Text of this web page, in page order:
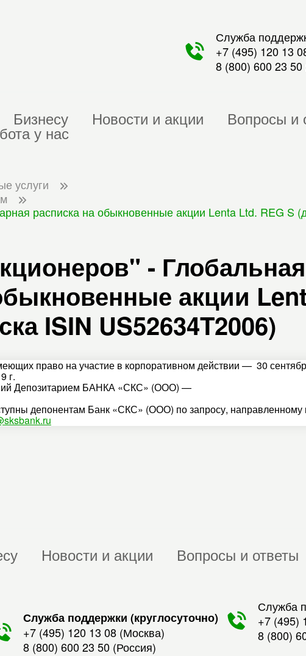
Служба
+7 (495) 120 13
8 (800) 600 23 50
Бизнесу Новости и акции Вопросы и
у нас
услуги
расписка на обыкновенные акции Lenta Ltd. REG S
- Глобальная
акции
ISIN US52634T2006)
право на участие в корпоративном действии — 30
г.
Депозитарием БАНКА «СКС» (ООО) —
депонентам Банк «СКС» (ООО) по запросу,
Новости и акции Вопросы и ответы
Служба
+7 (495)
8 (800)
Служба поддержки (круглосуточно)
+7 (495) 120 13 08 (Москва)
8 (800) 600 23 50 (Россия)